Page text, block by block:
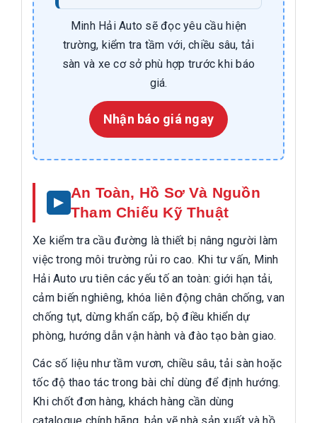
Minh Hải Auto sẽ đọc yêu cầu hiện
trường, kiểm tra tầm với, chiều sâu, tải
sàn và xe cơ sở phù hợp trước khi báo
giá.
Nhận báo giá ngay
An Toàn, Hồ Sơ Và Nguồn
Tham Chiếu Kỹ Thuật
Xe kiểm tra cầu đường là thiết bị nâng người làm
việc trong môi trường rủi ro cao. Khi tư vấn, Minh
Hải Auto ưu tiên các yếu tố an toàn: giới hạn tải,
cảm biến nghiêng, khóa liên động chân chống, van
chống tụt, dừng khẩn cấp, bộ điều khiển dự
phòng, hướng dẫn vận hành và đào tạo bàn giao.
Các số liệu như tầm vươn, chiều sâu, tải sàn hoặc
tốc độ thao tác trong bài chỉ dùng để định hướng.
Khi chốt đơn hàng, khách hàng cần dùng